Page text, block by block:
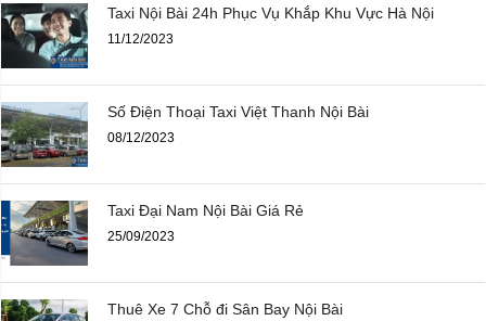
Taxi Nội Bài 24h Phục Vụ Khắp Khu Vực Hà Nội
11/12/2023
Số Điện Thoại Taxi Việt Thanh Nội Bài
08/12/2023
Taxi Đại Nam Nội Bài Giá Rẻ
25/09/2023
Thuê Xe 7 Chỗ đi Sân Bay Nội Bài